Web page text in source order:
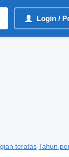
Login /
teratas Tahun